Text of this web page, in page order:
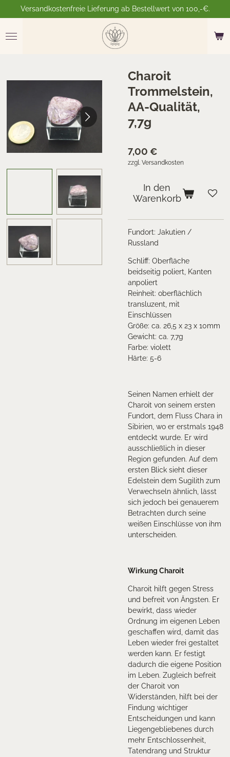
Hauptinhalt
springen
Versandkostenfreie Lieferung ab Bestellwert von 100,-€.
Charoit
Trommelstein,
AA-Qualität,
7,7g
7,00 €
zzgl. Versandkosten
In den
Warenkorb
Fundort: Jakutien /
Russland
Schliff: Oberfläche
beidseitig poliert, Kanten
anpoliert
Reinheit: oberflächlich
transluzent, mit
Einschlüssen
Größe: ca. 26,5 x 23 x 10mm
Gewicht: ca. 7,7g
Farbe: violett
Härte: 5-6
Seinen Namen erhielt der
Charoit von seinem ersten
Fundort, dem Fluss Chara in
Sibirien, wo er erstmals 1948
entdeckt wurde. Er wird
ausschließlich in dieser
Region gefunden. Auf dem
ersten Blick sieht dieser
Edelstein dem Sugilith zum
Verwechseln ähnlich, lässt
sich jedoch bei genauerem
Betrachten durch seine
weißen Einschlüsse von ihm
unterscheiden.
Wirkung Charoit
Charoit hilft gegen Stress
und befreit von Ängsten. Er
bewirkt, dass wieder
Ordnung im eigenen Leben
geschaffen wird, damit das
Leben wieder frei gestaltet
werden kann. Er festigt
dadurch die eigene Position
im Leben. Zugleich befreit
der Charoit von
Widerständen, hilft bei der
Findung wichtiger
Entscheidungen und kann
Liegengebliebenes durch
mehr Entschlossenheit,
Tatendrang und Struktur